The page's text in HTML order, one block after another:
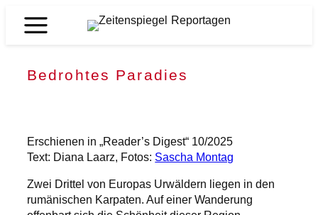
Inhalt
Zeitenspiegel
Bedrohtes Paradies
Erschienen in „Reader’s Digest“ 10/2025
Text: Diana Laarz, Fotos: Sascha Montag
Zwei Drittel von Europas Urwäldern liegen in den
rumänischen Karpaten. Auf einer Wanderung